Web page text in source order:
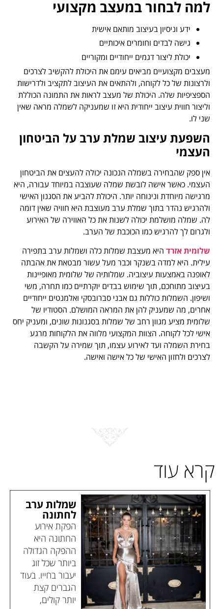
למה לבחור במעצב מקצועי
ידע וניסיון בעיצוב מותאם אישית
גישה לבדים וחומרים איכותיים
יכולת ליצור דגמים ייחודיים ומקוריים
מעצבים מקצועיים מביאים עימם את היכולת להקשיב לצרכים
ולרצונות של כל לקוחה, ולהתאים את העיצוב לתקציב ולדרישות
הספציפיות שלה. היכולת של מעצב לראות את התמונה הכוללת
וליצור חווית עיצוב ייחודית היא זו שמעניקה לשמלה מראה שאין
שני לו.
השפעת עיצוב שמלת ערב על הביטחון
העצמי
אין ספק שהבחירה בשמלה הנכונה יכולה להעצים את הביטחון
העצמי. כאשר אישה לובשת שמלה שעוצבה במיוחד עבורה, היא
מרגישה מיוחדת ונינוחה יותר. היכולת להביע את הסגנון האישי
ולהרגיש נהדר בתוך שמלת ערב מעוצבת היא חוויה שאין דומה
לה. שמלה מושלמת יכולה לשנות את כל האווירה של האירוע
ולגרום לך להרגיש כמו הכוכבת של הערב.
שלומית אזרד היא מעצבת שמלות כלה ושמלות ערב בתפירה
עילית. היא למדה בשנקר וכבר מעל עשור מבטאת את אהבתה
לאופנה באמצעות עיצוביה. שמלותיה של שלומית מאופיינות
בעיצוב מתוחכם, תוך שימוש בבדים יוקרתיים כמו תחרה, משי
ושיפון. השמלות כוללות גם אבני סברובסקי ואלמנטים ייחודיים
אחרים, מה שמעניק להן את המראה המושלם. הסטודיו של
שלומית מציע מגוון רחב של שמלות בסגנונות שונים, ומעניק יחס
אישי לכל לקוחה. הצוות המקצועי מלווה את הלקוחות מרגע
בחירת השמלה ועד לאירוע עצמו, תוך שמירה על הקשבה
לצרכים ולחזון האישי של כל אישה ואישה.
קרא עוד
שמלות ערב
לחתונה
הפקת אירוע
החתונה היא
ההפקה הגדולה
ביותר שכל זוג
יעבור בחייו. בעוד
הגברים קצת
יותר קולים,